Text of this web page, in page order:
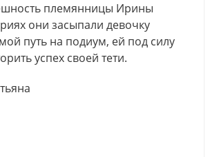
племянницы Ирины
они засыпали девочку
путь на подиум, ей под силу
успех своей тети.